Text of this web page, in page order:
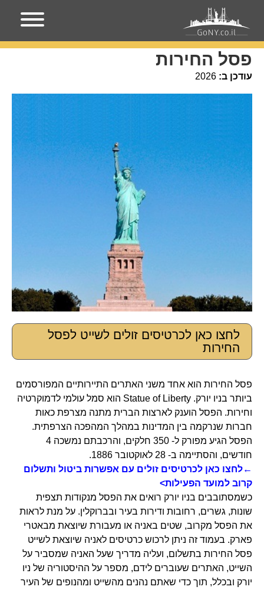
עמוד הבית מקומות בניו-יורק
פסל החירות
עודכן ב: 2026
לחצו כאן לכרטיסים זולים לשייט לפסל
החירות
פסל החירות הוא אחד משני האתרים התיירותיים המפורסמים
ביותר בניו יורק. Statue of Liberty הוא סמל עולמי לדמוקרטיה
וחירות. הפסל הוענק לארצות הברית מתנה מצרפת כאות
חברות שנרקמה בין המדינות במהלך המהפכה הצרפתית.
הפסל הגיע מפורק ל- 350 חלקים, והרכבתם נמשכה 4
חודשים, והסתיימה ב- 28 לאוקטובר 1886.
←לחצו כאן לכרטיסים זולים עם אפשרות ביטול ותשלום
קרוב למועד הפעילות>
כשמסתובבים בניו יורק רואים את הפסל מנקודות תצפית
שונות, גשרים, רחובות ודירות בעיר ובברוקלין. על מנת לראות
את הפסל מקרוב, שטים באניה או מעבורת שיוצאת מבאטרי
פארק. בעמוד זה ניתן לרכוש כרטיסים לאניה שיוצאת לשייט
פסל החירות בתשלום, ועליה מדריך שעל האניה שמסביר על
השייט, האתרים שעוברים לידם, מספר על ההיסטוריה של ניו
יורק ובכלל, תוך כדי שאתם נהנים מהשייט ומהנופים של העיר